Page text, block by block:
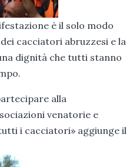
è il solo modo
cacciatori abruzzesi e la
dignità che tutti stanno
alla
venatorie e
i cacciatori» aggiunge il